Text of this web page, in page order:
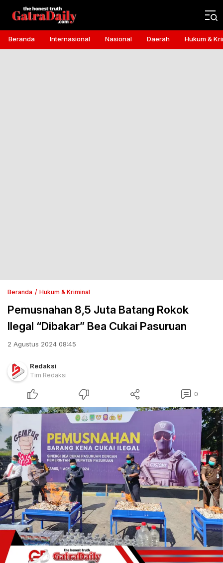
Gatra Daily
the honest truth
Beranda Internasional Nasional Daerah Hukum &
Beranda Hukum & Kriminal
Pemusnahan 8,5 Juta Batang Rokok
Ilegal “Dibakar” Bea Cukai Pasuruan
2 Agustus 2024 08:45
Redaksi
Tim Redaksi
0